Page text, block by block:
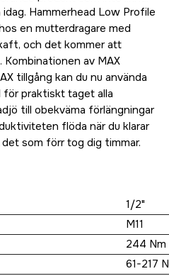
Hammerhead Low Profile
en mutterdragare med
och det kommer att
av MAX
tillgång kan du nu använda
för praktiskt taget alla
till obekväma förlängningar
flöda när du klarar
som förr tog dig timmar.
1/2"
M11
244 Nm
61-217